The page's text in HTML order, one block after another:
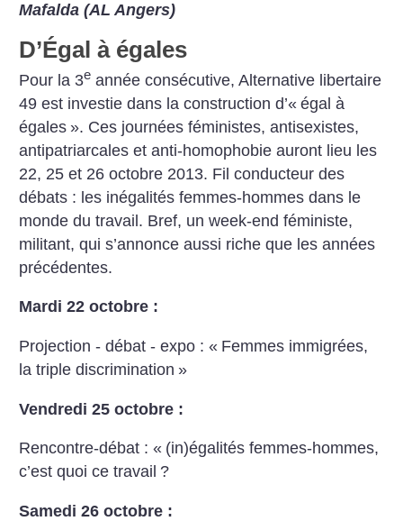
Mafalda (AL Angers)
D’Égal à égales
Pour la 3e année consécutive, Alternative libertaire
49 est investie dans la construction d’« égal à
égales ». Ces journées féministes, antisexistes,
antipatriarcales et anti-homophobie auront lieu les
22, 25 et 26 octobre 2013. Fil conducteur des
débats : les inégalités femmes-hommes dans le
monde du travail. Bref, un week-end féministe,
militant, qui s’annonce aussi riche que les années
précédentes.
Mardi 22 octobre :
Projection - débat - expo : « Femmes immigrées,
la triple discrimination »
Vendredi 25 octobre :
Rencontre-débat : « (in)égalités femmes-hommes,
c’est quoi ce travail ?
Samedi 26 octobre :